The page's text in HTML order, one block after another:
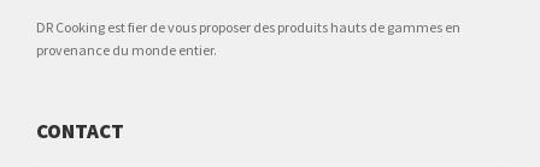
DR Cooking est fier de vous proposer des produits hauts de gammes en
provenance du monde entier.
CONTACT